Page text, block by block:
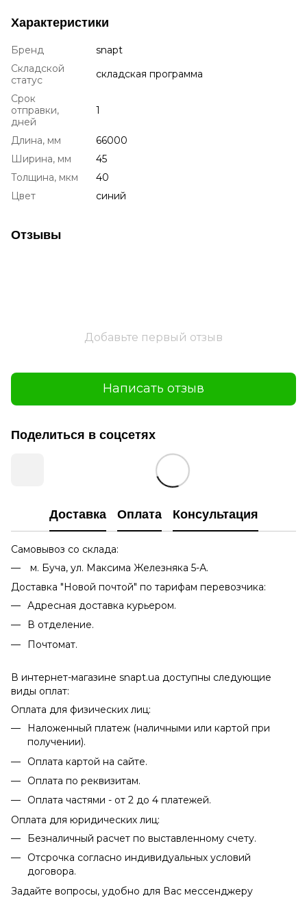
Характеристики
Бренд
snapt
Складской
статус
складская программа
Срок
отправки,
дней
1
Длина, мм
66000
Ширина, мм
45
Толщина, мкм
40
Цвет
синий
Отзывы
Добавьте первый отзыв
Написать отзыв
Поделиться в соцсетях
Доставка Оплата Консультация
Самовывоз со склада:
м. Буча, ул. Максима Железняка 5-А.
Доставка "Новой почтой" по тарифам перевозчика:
Адресная доставка курьером.
В отделение.
Почтомат.
В интернет-магазине snapt.ua доступны следующие
виды оплат:
Оплата для физических лиц:
Наложенный платеж (наличными или картой при
получении).
Оплата картой на сайте.
Оплата по реквизитам.
Оплата частями - от 2 до 4 платежей.
Оплата для юридических лиц:
Безналичный расчет по выставленному счету.
Отсрочка согласно индивидуальных условий
договора.
Задайте вопросы, удобно для Вас мессенджеру